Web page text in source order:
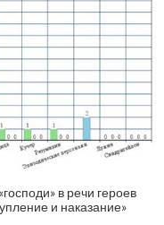
в речи героев
и наказание»